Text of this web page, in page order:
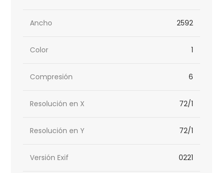
Ancho 2592
Color 1
Compresión 6
Resolución en X 72/1
Resolución en Y 72/1
Versión Exif 0221